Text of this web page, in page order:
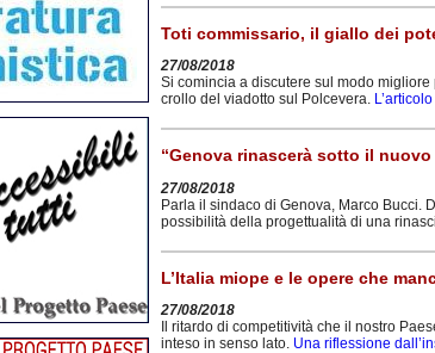
Toti commissario, il giallo dei
27/08/2018
Si comincia a discutere sul modo
crollo del viadotto sul Polcevera.
“Genova rinascerà sotto il nuovo
27/08/2018
Parla il sindaco di Genova, Marco Bucci.
possibilità della progettualità di una
L’Italia miope e le opere che
27/08/2018
Il ritardo di competitività che il nostro
inteso in senso lato. Una riflessione